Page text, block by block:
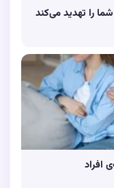
را تهدید می‌کند
افراد